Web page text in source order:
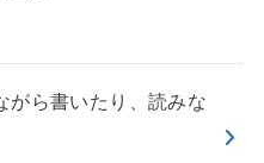
がら書いたり、読みな